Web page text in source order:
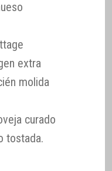
extra
molida
curado
tostada.